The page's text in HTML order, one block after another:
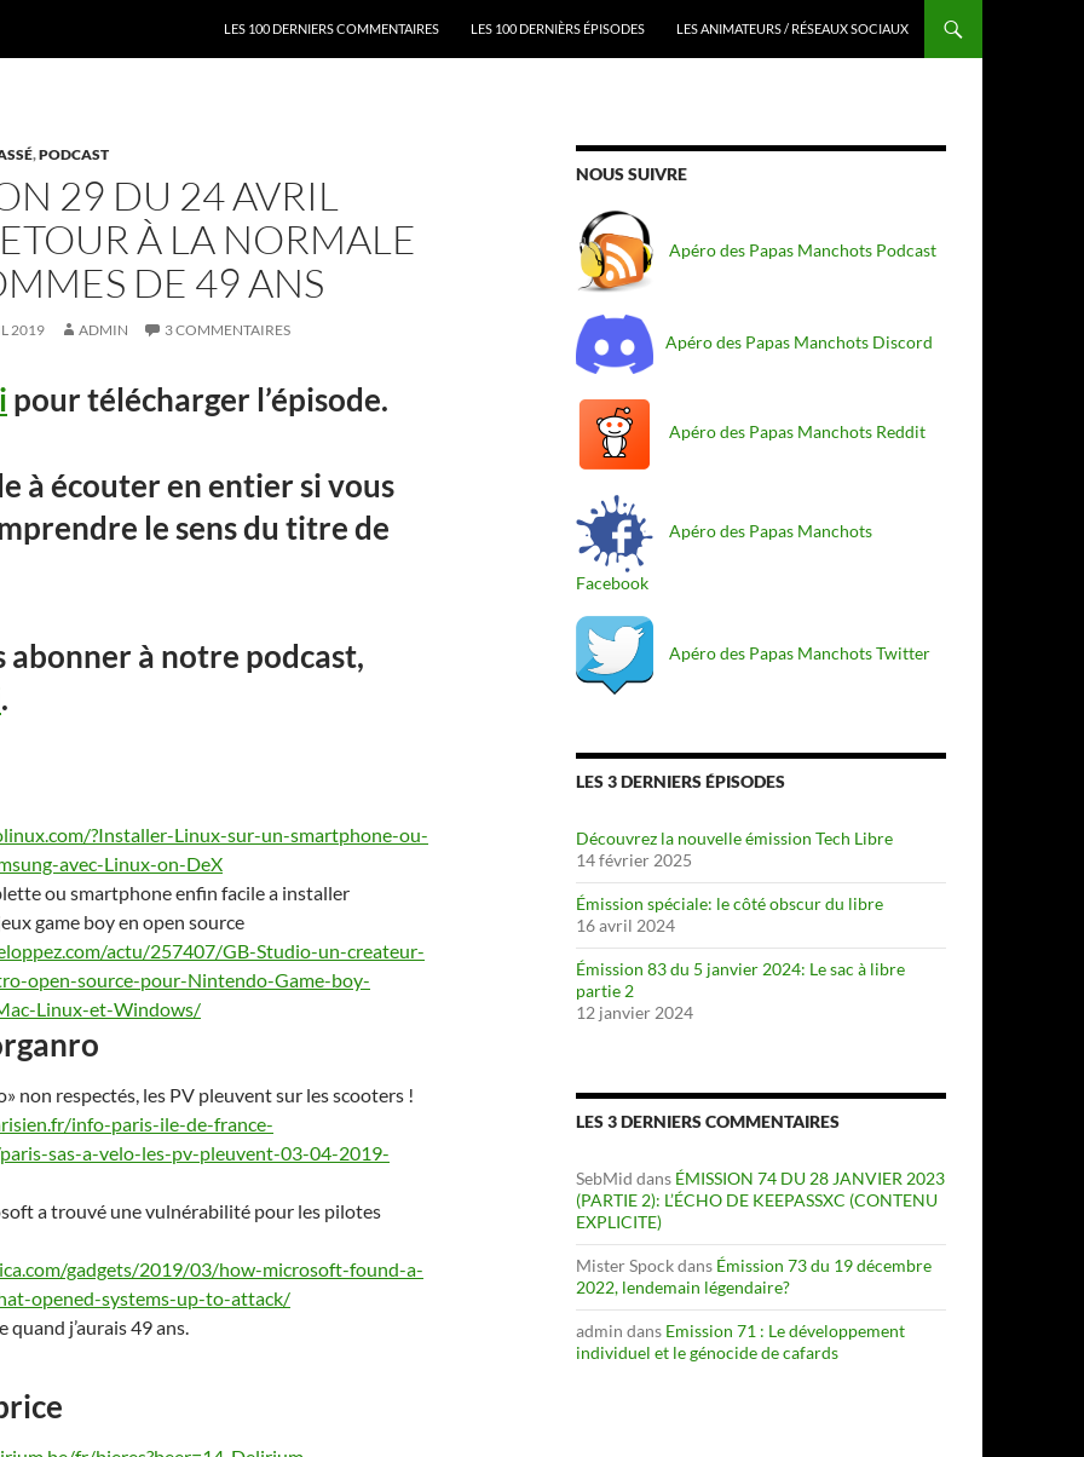
LES 100 DERNIERS COMMENTAIRES
LES 100 DERNIÈRS ÉPISODES LES ANIMATEURS / RÉSEAUX SOCIAUX
,PODCAST
29 DU 24 AVRIL
À LA NORMALE
DE 49 ANS
2019 ADMIN 3 COMMENTAIRES
pour télécharger l’épisode.
à écouter en entier si vous
le sens du titre de
abonner à notre podcast,
.
?Installer-Linux-sur-un-smartphone-ou-
avec-Linux-on-DeX
ou smartphone enfin facile a installer
game boy en open source
actu/257407/GB-Studio-un-createur-
open-source-pour-Nintendo-Game-boy-
Linux-et-Windows/
non respectés, les PV pleuvent sur les scooters !
info-paris-ile-de-france-
sas-a-velo-les-pv-pleuvent-03-04-2019-
a trouvé une vulnérabilité pour les pilotes
gadgets/2019/03/how-microsoft-found-a-
opened-systems-up-to-attack/
quand j’aurais 49 ans.
NOUS SUIVRE
Apéro des Papas Manchots Podcast
Apéro des Papas Manchots Discord
Apéro des Papas Manchots Reddit
Apéro des Papas Manchots
Facebook
Apéro des Papas Manchots Twitter
LES 3 DERNIERS ÉPISODES
Découvrez la nouvelle émission Tech Libre
14 février 2025
Émission spéciale: le côté obscur du libre
16 avril 2024
Émission 83 du 5 janvier 2024: Le sac à libre
partie 2
12 janvier 2024
LES 3 DERNIERS COMMENTAIRES
SebMid dans ÉMISSION 74 DU 28 JANVIER 2023
(PARTIE 2): L’ÉCHO DE KEEPASSXC (CONTENU
EXPLICITE)
Mister Spockdans Émission 73 du 19 décembre
2022, lendemain légendaire?
admin dans Emission 71 : Le développement
individuel et le génocide de cafards